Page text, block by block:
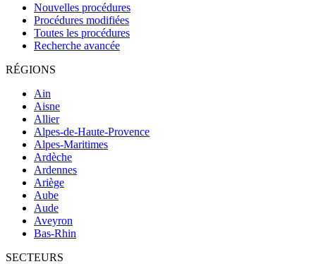
Nouvelles procédures
Procédures modifiées
Toutes les procédures
Recherche avancée
RÉGIONS
Ain
Aisne
Allier
Alpes-de-Haute-Provence
Alpes-Maritimes
Ardèche
Ardennes
Ariège
Aube
Aude
Aveyron
Bas-Rhin
SECTEURS